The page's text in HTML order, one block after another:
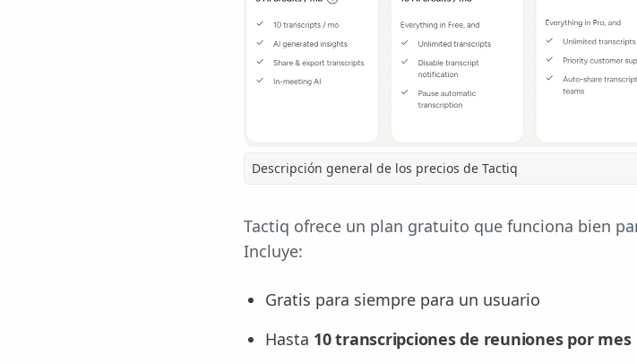
Descripción general de los precios de Tactiq
Tactiq ofrece un plan gratuito que funciona bien
Incluye:
Gratis para siempre para un usuario
Hasta 10 transcripciones de reuniones por mes